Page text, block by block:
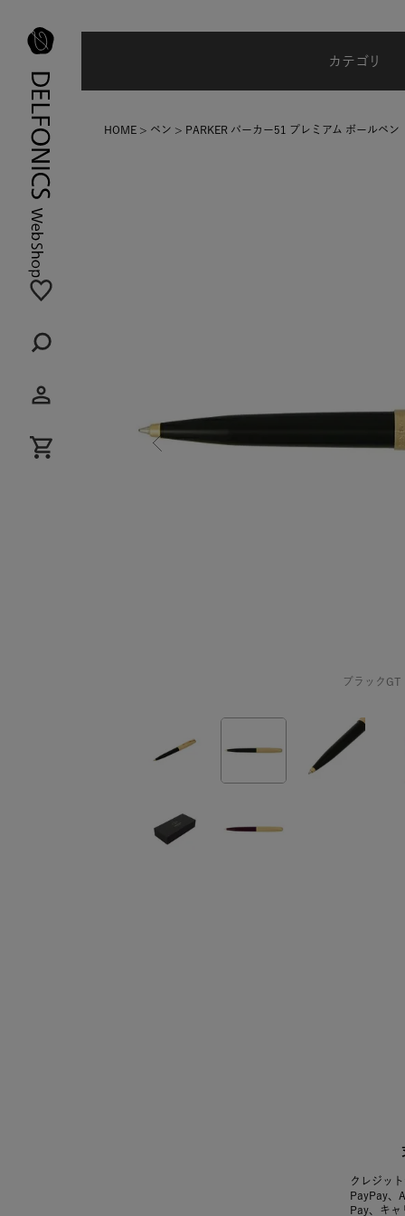
カテゴリ
HOME ペン PARKER パーカー51 プレミアム ボールペン
ブラックGT
クレジッ
PayPay、
Pay、キャ